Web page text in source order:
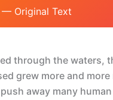
— Original Text
through the waters,
grew more and more
away many